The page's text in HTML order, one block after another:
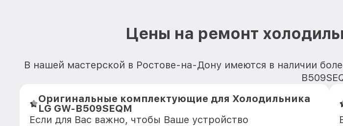
Цены на ремонт
В нашей мастерской в Ростове-на-Дону имеются в наличии
Оригинальные комплектующие для Холодильника
LG GW-B509SEQM
Если для Вас важно, чтобы Ваше устройство